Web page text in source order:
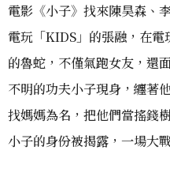
電影《小子》找來陳昊森、
電玩「KIDS」的張融，在
的魯蛇，不僅氣跑女友，還
不明的功夫小子現身，纏著
找媽媽為名，把他們當搖錢
小子的身份被揭露，一場大